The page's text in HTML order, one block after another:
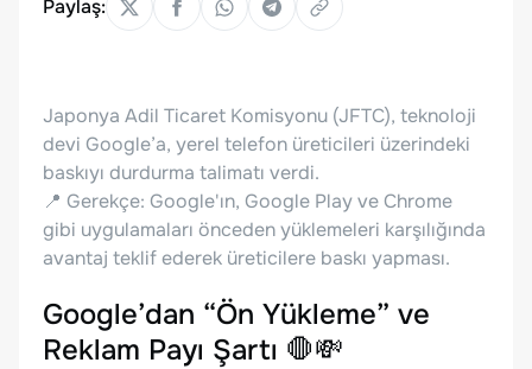
Paylaş:
Japonya Adil Ticaret Komisyonu (JFTC), teknoloji
devi Google’a, yerel telefon üreticileri üzerindeki
baskıyı durdurma talimatı verdi.
📍 Gerekçe: Google'ın, Google Play ve Chrome
gibi uygulamaları önceden yüklemeleri karşılığında
avantaj teklif ederek üreticilere baskı yapması.
Google’dan “Ön Yükleme” ve
Reklam Payı Şartı 🛑💸